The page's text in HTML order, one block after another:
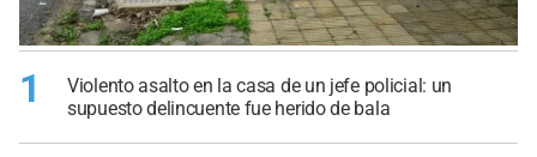
1
Violento asalto en la casa de un jefe policial: un
supuesto delincuente fue herido de bala